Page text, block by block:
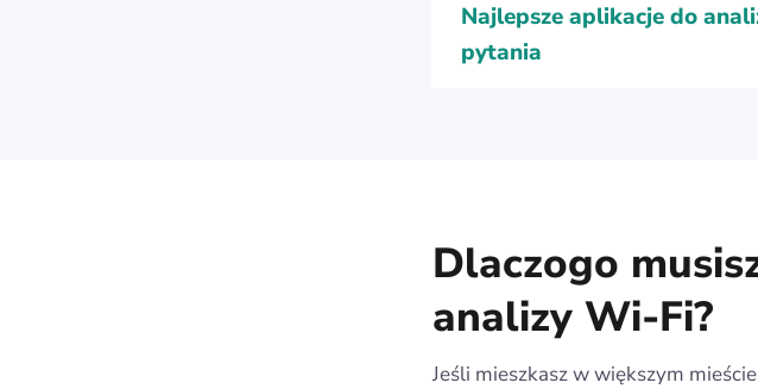
Najlepsze aplikacje do
pytania
Dlaczogo
analizy Wi-Fi?
Jeśli mieszkasz w większym